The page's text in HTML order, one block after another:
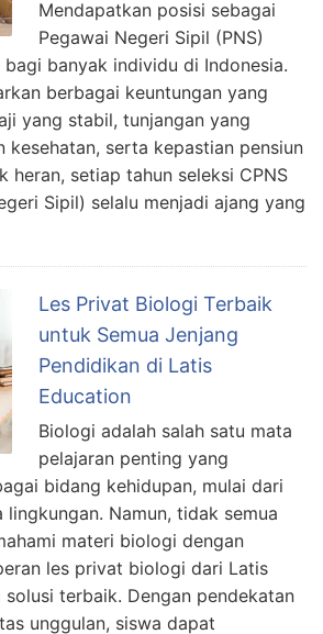
Mendapatkan posisi sebagai
Pegawai Negeri Sipil (PNS)
banyak individu di Indonesia.
berbagai keuntungan yang
yang stabil, tunjangan yang
kesehatan, serta kepastian pensiun
heran, setiap tahun seleksi CPNS
Sipil) selalu menjadi ajang yang
Les Privat Biologi Terbaik
untuk Semua Jenjang
Pendidikan di Latis
Education
Biologi adalah salah satu mata
pelajaran penting yang
bidang kehidupan, mulai dari
Namun, tidak semua
materi biologi dengan
les privat biologi dari Latis
terbaik. Dengan pendekatan
unggulan, siswa dapat